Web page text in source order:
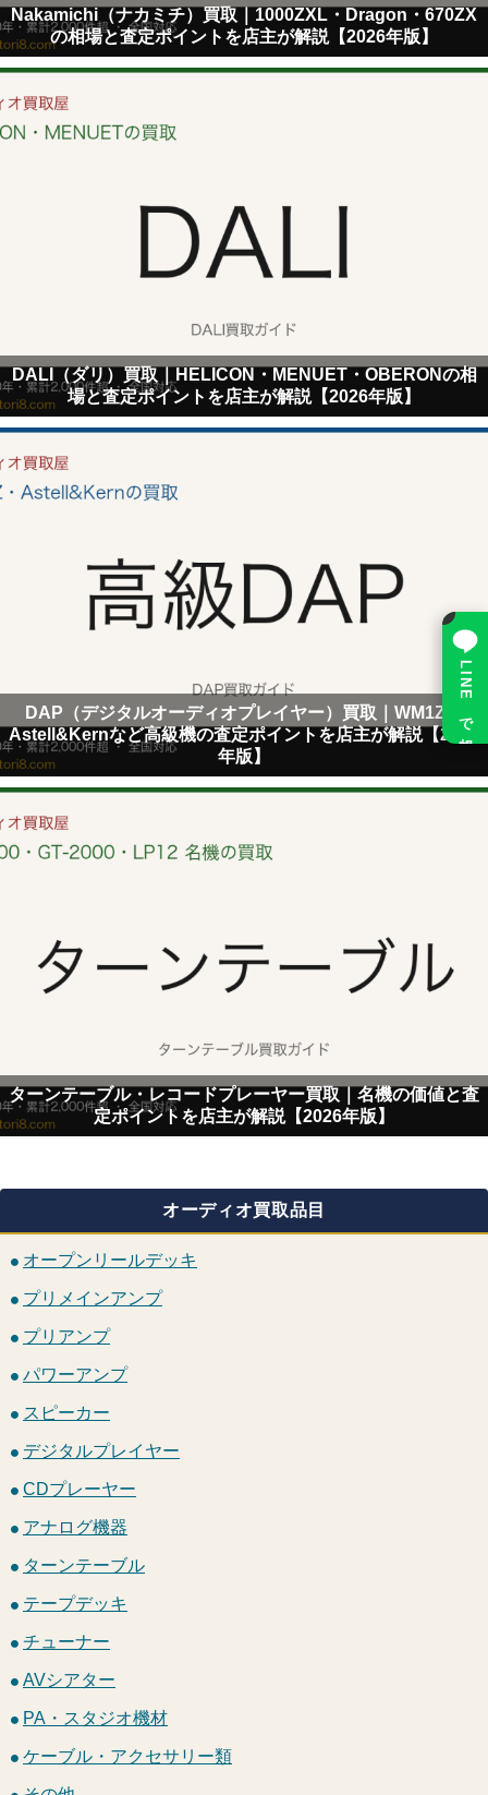
Nakamichi（ナカミチ）買取｜1000ZXL・Dragon・670ZX
の相場と査定ポイントを店主が解説【2026年版】
DALI（ダリ）買取｜HELICON・MENUET・OBERONの相
場と査定ポイントを店主が解説【2026年版】
DAP（デジタルオーディオプレイヤー）買取｜WM1Z・
Astell&Kernなど高級機の査定ポイントを店主が解説【2026
年版】
ターンテーブル・レコードプレーヤー買取｜名機の価値と査
定ポイントを店主が解説【2026年版】
オーディオ買取品目
オープンリールデッキ
プリメインアンプ
プリアンプ
パワーアンプ
スピーカー
デジタルプレイヤー
CDプレーヤー
アナログ機器
ターンテーブル
テープデッキ
チューナー
AVシアター
PA・スタジオ機材
ケーブル・アクセサリー類
LINE で相談
×